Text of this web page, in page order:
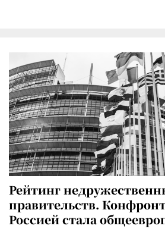
Рейтинг
правительств.
Россией стала